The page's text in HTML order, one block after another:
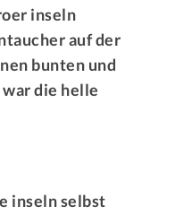
inseln
auf der
bunten und
die helle
inseln selbst